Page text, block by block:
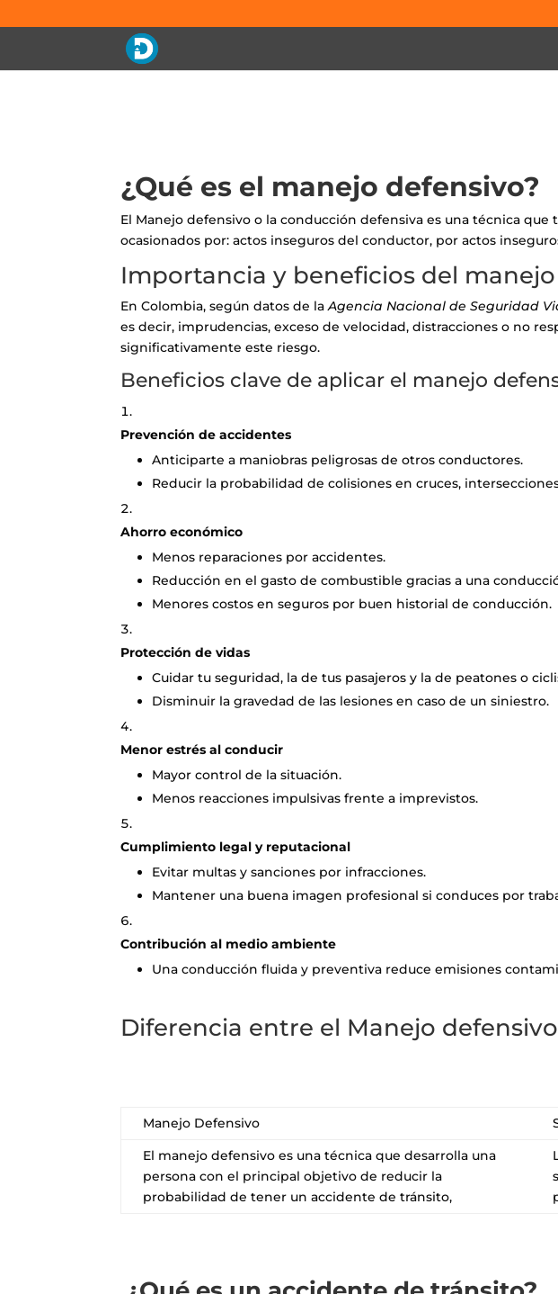
¿Qué es el manejo defensivo?
El Manejo defensivo o la conducción defensiva es una técnica
ocasionados por: actos inseguros del conductor, por actos
Importancia y beneficios del
En Colombia, según datos de laAgencia Nacional de Seguridad
es decir, imprudencias, exceso de velocidad, distracciones o no
significativamente este riesgo.
Beneficios clave de aplicar el manejo
Prevención de accidentes
Anticiparte a maniobras peligrosas de otros conductores.
Reducir la probabilidad de colisiones en cruces,
Ahorro económico
Menos reparaciones por accidentes.
Reducción en el gasto de combustible gracias a una
Menores costos en seguros por buen historial de conducción.
Protección de vidas
Cuidar tu seguridad, la de tus pasajeros y la de peatones o
Disminuir la gravedad de las lesiones en caso de un siniestro.
Menor estrés al conducir
Mayor control de la situación.
Menos reacciones impulsivas frente a imprevistos.
Cumplimiento legal y reputacional
Evitar multas y sanciones por infracciones.
Mantener una buena imagen profesional si conduces por
Contribución al medio ambiente
Una conducción fluida y preventiva reduce emisiones
Diferencia entre el Manejo
Manejo Defensivo
El manejo defensivo es una técnica que desarrolla una
persona con el principal objetivo de reducir la
probabilidad de tener un accidente de tránsito,